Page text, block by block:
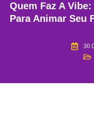
Quem Faz A
Para Animar Seu
30